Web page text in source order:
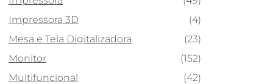
Impressora 3D
(4)
Mesa e Tela Digitalizadora
(23)
Monitor
(152)
Multifuncional
(42)